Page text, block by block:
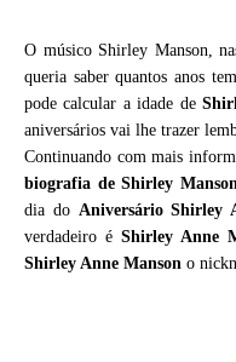
O músico Shirley Manson,
queria saber quantos anos
pode calcular a idade de
aniversários vai lhe trazer
Continuando com mais
biografia deShirley
dia do Aniversário Shirley
verdadeiro é Shirley Anne
Shirley Anne Manson o